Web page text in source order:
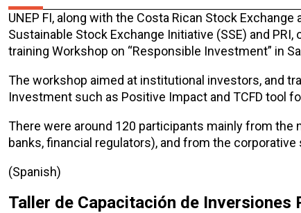
UNEP FI, along with the Costa Rican Stock
Sustainable Stock Exchange Initiative (SSE) and
training Workshop on “Responsible Investment” in
The workshop aimed at institutional investors, and
Investment such as Positive Impact and TCFD tool
There were around 120 participants mainly from
banks, financial regulators), and from the corporative
(Spanish)
Taller de Capacitación de Inversiones